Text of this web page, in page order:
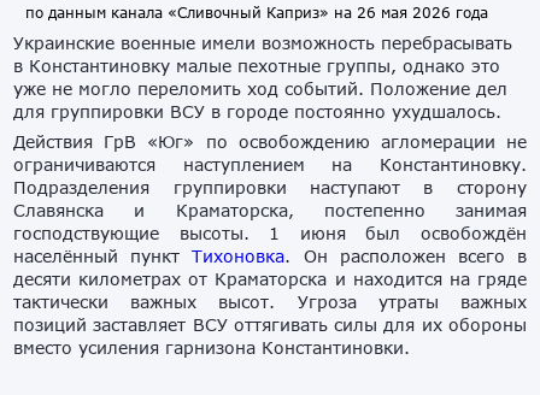
по данным канала «Сливочный Каприз» на 26 мая 2026 года
Украинские военные имели возможность перебрасывать
в Константиновку малые пехотные группы, однако это
уже не могло переломить ход событий. Положение дел
для группировки ВСУ в городе постоянно ухудшалось.
Действия ГрВ «Юг» по освобождению агломерации не
ограничиваются наступлением на Константиновку.
Подразделения группировки наступают в сторону
Славянска и Краматорска, постепенно занимая
господствующие высоты. 1 июня был освобождён
населённый пунктТихоновка. Он расположен всего в
десяти километрах от Краматорска и находится на гряде
тактически важных высот. Угроза утраты важных
позиций заставляет ВСУ оттягивать силы для их обороны
вместо усиления гарнизона Константиновки.